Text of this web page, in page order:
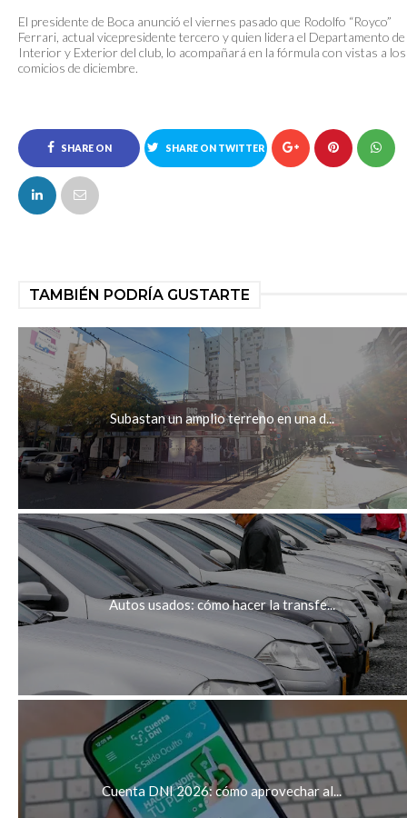
El presidente de Boca anunció el viernes pasado que Rodolfo “Royco”
Ferrari, actual vicepresidente tercero y quien lidera el Departamento de
Interior y Exterior del club, lo acompañará en la fórmula con vistas a los
comicios de diciembre.
SHARE ON
FACEBOOK
SHARE ON TWITTER
TAMBIÉN PODRÍA GUSTARTE
Subastan un amplio terreno en una d...
Autos usados: cómo hacer la transfe...
Cuenta DNI 2026: cómo aprovechar al...